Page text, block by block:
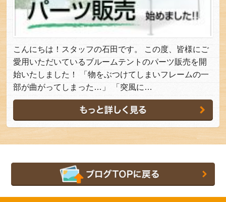
こんにちは！スタッフの石田です。 この度、皆様にご
愛用いただいているブルームテントのパーツ販売を開
始いたしました！ 「物をぶつけてしまいフレームの一
部が曲がってしまった…」 「突風に…